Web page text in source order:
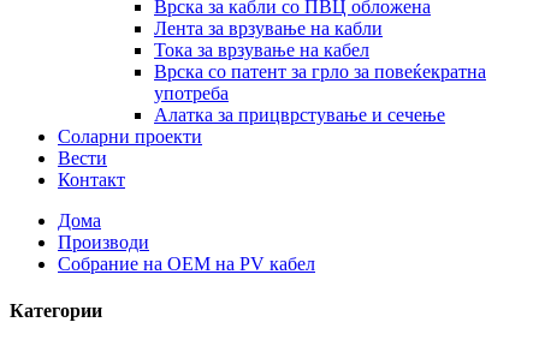
Врска за кабли со ПВЦ обложена
Лента за врзување на кабли
Тока за врзување на кабел
Врска со патент за грло за повеќекратна
употреба
Алатка за прицврстување и сечење
Соларни проекти
Вести
Контакт
Дома
Производи
Собрание на ОЕМ на PV кабел
Категории